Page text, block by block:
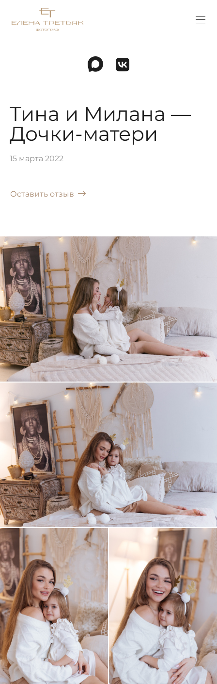
Тина и Милана —
Дочки-матери
15 марта 2022
Оставить отзыв